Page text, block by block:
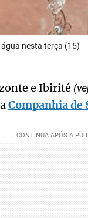
nesta terça (15)
e Ibirité
Companhia de